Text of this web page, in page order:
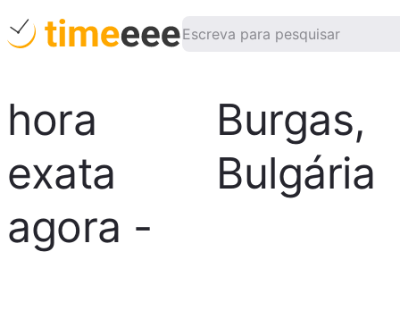
hora
exata
agora -
Burgas,
Bulgária